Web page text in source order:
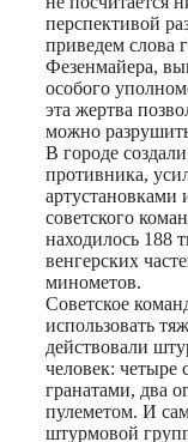
перспективой
приведем слова
Фезенмайера,
особого
эта жертва
можно
В городе
противника,
советского
находилось 188
венгерских
минометов.
Советское
использовать
действовали
человек: четыре
гранатами, два
пулеметом. И
штурмовой